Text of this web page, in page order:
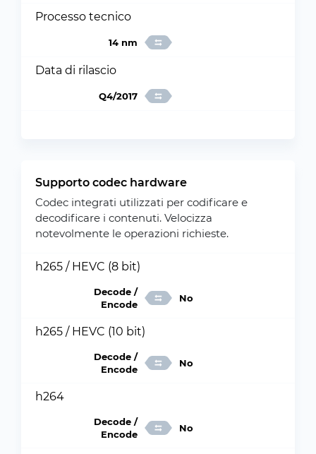
Processo tecnico
14 nm
Data di rilascio
Q4/2017
Supporto codec hardware
Codec integrati utilizzati per codificare e
decodificare i contenuti. Velocizza
notevolmente le operazioni richieste.
h265 / HEVC (8 bit)
Decode /
Encode
No
h265 / HEVC (10 bit)
Decode /
Encode
No
h264
Decode /
Encode
No